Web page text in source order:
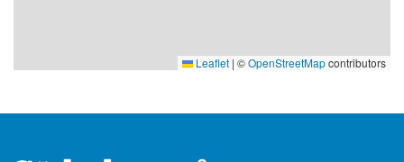
Leaflet | ©OpenStreetMapcontributors